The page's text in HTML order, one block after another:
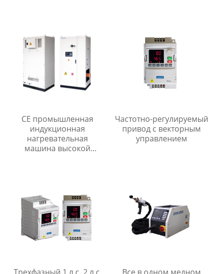
CE промышленная
индукционная
нагревательная
машина высокой
Частотно-регулируемый
привод с векторным
управлением